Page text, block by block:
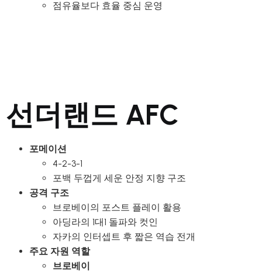
점유율보다 효율 중심 운영
선더랜드 AFC
포메이션
4-2-3-1
포백 두껍게 세운 안정 지향 구조
공격 구조
브로베이의 포스트 플레이 활용
아딩라의 1대1 돌파와 컷인
자카의 인터셉트 후 짧은 역습 전개
주요 자원 역할
브로베이